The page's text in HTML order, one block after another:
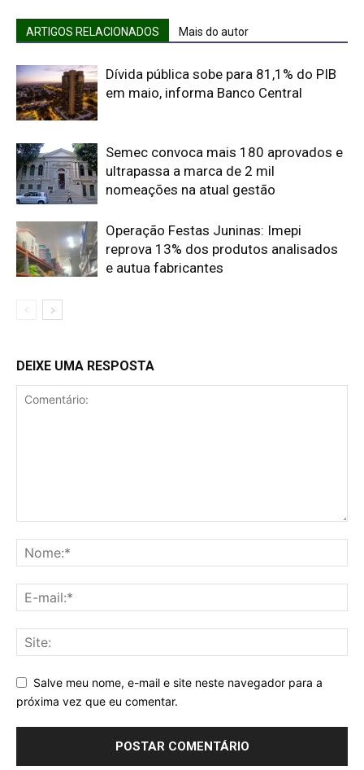
ARTIGOS RELACIONADOS Mais do autor
Dívida pública sobe para 81,1% do PIB
em maio, informa Banco Central
Semec convoca mais 180 aprovados e
ultrapassa a marca de 2 mil
nomeações na atual gestão
Operação Festas Juninas: Imepi
reprova 13% dos produtos analisados
e autua fabricantes
DEIXE UMA RESPOSTA
Salve meu nome, e-mail e site neste navegador para a
próxima vez que eu comentar.